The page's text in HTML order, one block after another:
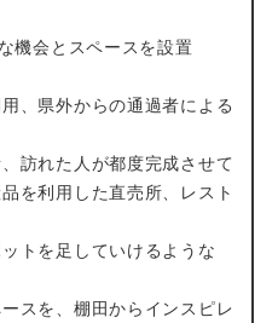
機会とスペースを設置
、県外からの通過者による
訪れた人が都度完成させて
を利用した直売所、レスト
トを足していけるような
スを、棚田からインスピレ